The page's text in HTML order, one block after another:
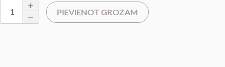
PIEVIENOT GROZAM